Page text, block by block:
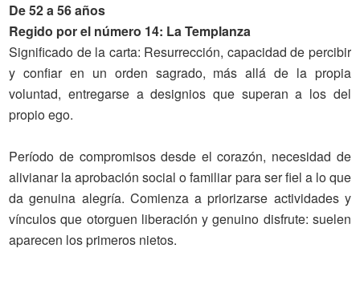
De 52 a 56 años
Regido por el número 14: La Templanza
Significado de la carta: Resurrección, capacidad de percibir
y confiar en un orden sagrado, más allá de la propia
voluntad, entregarse a designios que superan a los del
propio ego.
Período de compromisos desde el corazón, necesidad de
alivianar la aprobación social o familiar para ser fiel a lo que
da genuina alegría. Comienza a priorizarse actividades y
vínculos que otorguen liberación y genuino disfrute: suelen
aparecen los primeros nietos.